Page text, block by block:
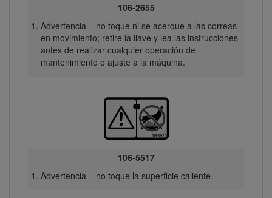
106-2655
Advertencia – no toque ni se acerque a las correas
en movimiento; retire la llave y lea las instrucciones
antes de realizar cualquier operación de
mantenimiento o ajuste a la máquina.
106-5517
Advertencia – no toque la superficie caliente.